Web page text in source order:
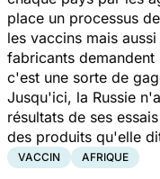
place un processus
les vaccins mais
fabricants
c'est une sorte de
Jusqu'ici, la Russie
résultats de ses
des produits qu'elle
VACCIN AFRIQUE